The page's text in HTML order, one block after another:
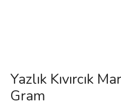
Yazlık Kıvırcık
Gram